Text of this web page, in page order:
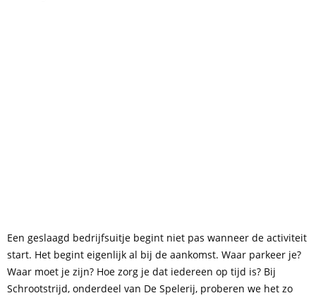
Een geslaagd bedrijfsuitje begint niet pas wanneer de activiteit
start. Het begint eigenlijk al bij de aankomst. Waar parkeer je?
Waar moet je zijn? Hoe zorg je dat iedereen op tijd is? Bij
Schrootstrijd, onderdeel van De Spelerij, proberen we het zo